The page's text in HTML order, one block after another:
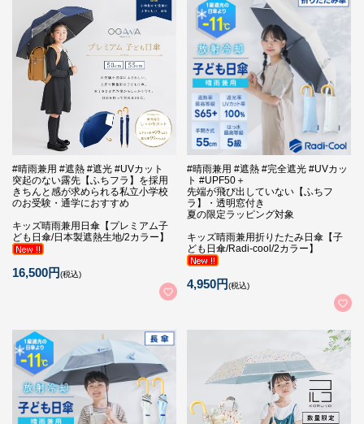
#晴雨兼用 #遮熱 #遮光 #UVカット
突起のない露先【ふちフラ】を採用
きちんと感が求められる私立小学校
のお受験・通学におすすめ
キッズ晴雨兼用日傘【プレミアム子
ども日傘/日本製遮熱生地/2カラー】
16,500円(税込)
#晴雨兼用 #遮熱 #完全遮光 #UVカッ
ト #UPF50＋
先端が飛び出していない【ふちフ
ラ】・透明窓付き
夏の限定ラッピング対象
キッズ晴雨兼用折りたたみ日傘【子
ども日傘/Radi-cool/2カラー】
4,950円(税込)